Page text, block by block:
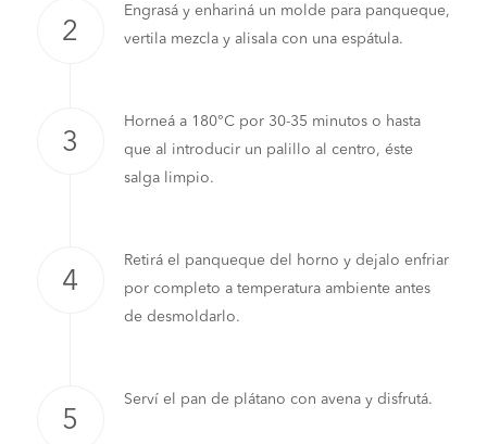
Engrasá y enhariná un molde para panqueque,
vertila mezcla y alisala con una espátula.
Horneá a 180°C por 30-35 minutos o hasta
que al introducir un palillo al centro, éste
salga limpio.
Retirá el panqueque del horno y dejalo enfriar
por completo a temperatura ambiente antes
de desmoldarlo.
Serví el pan de plátano con avena y disfrutá.